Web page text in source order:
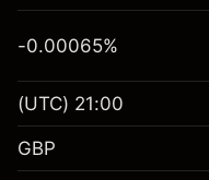
£1,000.00
-0.00065%
21:00
(UTC)
GBP